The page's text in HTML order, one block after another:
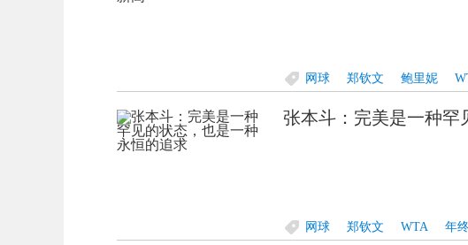
网球 郑钦文 鲍里妮
张本斗：完美是一种罕
网球 郑钦文 WTA 年